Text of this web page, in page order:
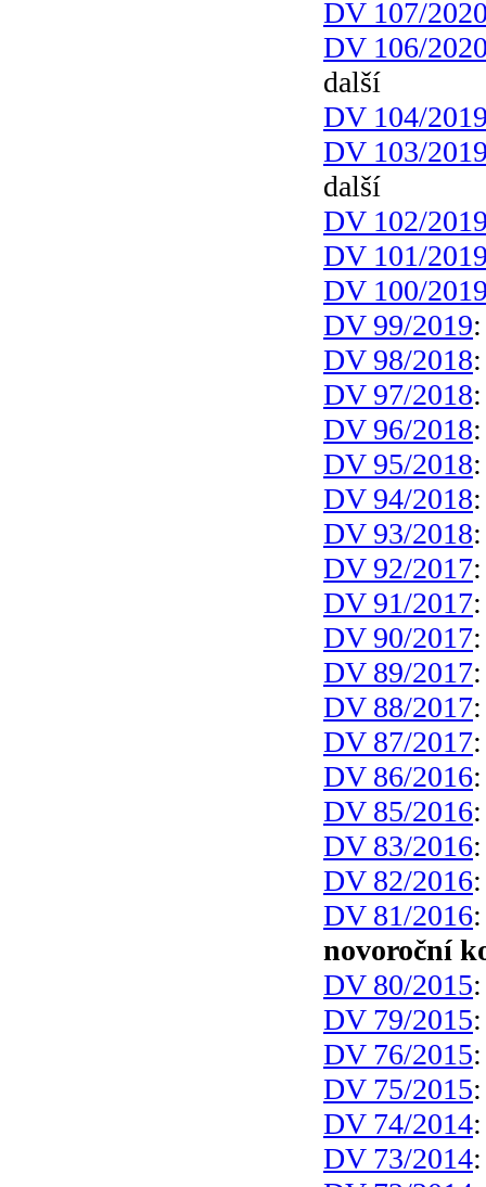
DV 107/
DV 106/
další
DV 104/
DV 103/
další
DV 102/
DV 101/
DV 100/
DV 99/2019
DV 98/2018
DV 97/2018
DV 96/2018
DV 95/2018
DV 94/2018
DV 93/2018
DV 92/2017
DV 91/2017
DV 90/2017
DV 89/2017
DV 88/2017
DV 87/2017
DV 86/2016
DV 85/2016
DV 83/2016
DV 82/2016
DV 81/2016
novoroční
DV 80/2015
DV 79/2015
DV 76/2015
DV 75/2015
DV 74/2014
DV 73/2014